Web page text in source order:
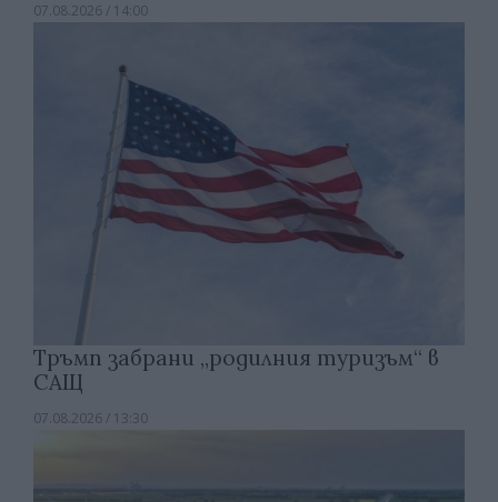
07.08.2026 / 14:00
Тръмп забрани „родилния туризъм“ в
САЩ
07.08.2026 / 13:30